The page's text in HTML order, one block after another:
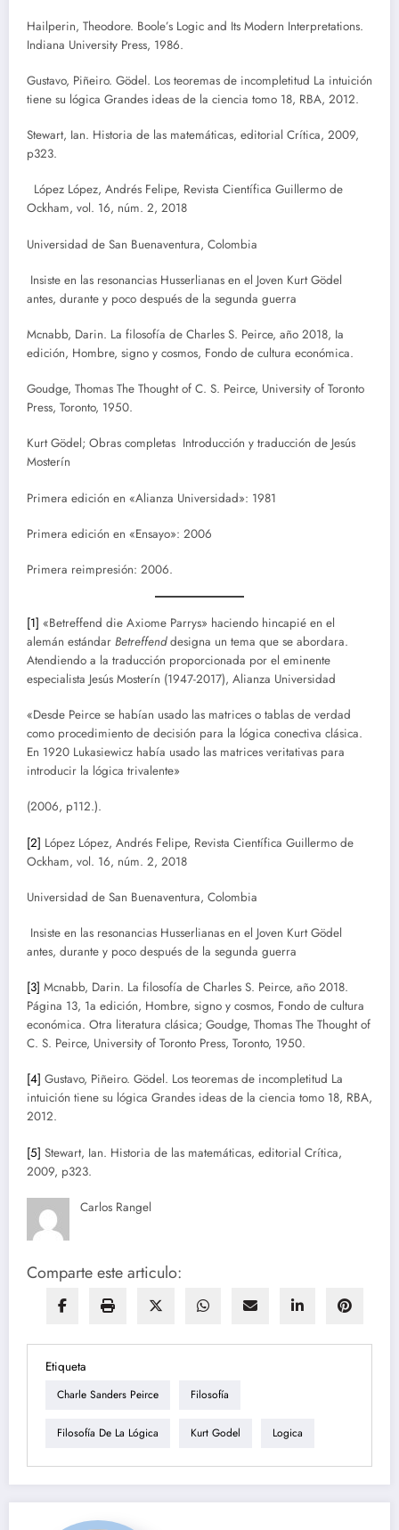
Hailperin, Theodore. Boole’s Logic and Its Modern Interpretations.
Indiana University Press, 1986.
Gustavo, Piñeiro. Gödel. Los teoremas de incompletitud La intuición
tiene su lógica Grandes ideas de la ciencia tomo 18, RBA, 2012.
Stewart, Ian. Historia de las matemáticas, editorial Crítica, 2009,
p323.
López López, Andrés Felipe, Revista Científica Guillermo de
Ockham, vol. 16, núm. 2, 2018
Universidad de San Buenaventura, Colombia
Insiste en las resonancias Husserlianas en el Joven Kurt Gödel
antes, durante y poco después de la segunda guerra
Mcnabb, Darin. La filosofía de Charles S. Peirce, año 2018, Ia
edición, Hombre, signo y cosmos, Fondo de cultura económica.
Goudge, Thomas The Thought of C. S. Peirce, University of Toronto
Press, Toronto, 1950.
Kurt Gödel; Obras completas Introducción y traducción de Jesús
Mosterín
Primera edición en «Alianza Universidad»: 1981
Primera edición en «Ensayo»: 2006
Primera reimpresión: 2006.
[1] «Betreffend die Axiome Parrys» haciendo hincapié en el
alemán estándar Betreffenddesigna un tema que se abordara.
Atendiendo a la traducción proporcionada por el eminente
especialista Jesús Mosterín (1947-2017), Alianza Universidad
«Desde Peirce se habían usado las matrices o tablas de verdad
como procedimiento de decisión para la lógica conectiva clásica.
En 1920 Lukasiewicz había usado las matrices veritativas para
introducir la lógica trivalente»
(2006, p112.).
[2] López López, Andrés Felipe, Revista Científica Guillermo de
Ockham, vol. 16, núm. 2, 2018
Universidad de San Buenaventura, Colombia
Insiste en las resonancias Husserlianas en el Joven Kurt Gödel
antes, durante y poco después de la segunda guerra
[3] Mcnabb, Darin. La filosofía de Charles S. Peirce, año 2018.
Página 13, 1a edición, Hombre, signo y cosmos, Fondo de cultura
económica. Otra literatura clásica; Goudge, Thomas The Thought of
C. S. Peirce, University of Toronto Press, Toronto, 1950.
[4] Gustavo, Piñeiro. Gödel. Los teoremas de incompletitud La
intuición tiene su lógica Grandes ideas de la ciencia tomo 18, RBA,
2012.
[5] Stewart, Ian. Historia de las matemáticas, editorial Crítica,
2009, p323.
Carlos Rangel
Comparte este articulo:
Etiqueta
Charle Sanders Peirce Filosofía
Filosofía De La Lógica Kurt Godel Logica